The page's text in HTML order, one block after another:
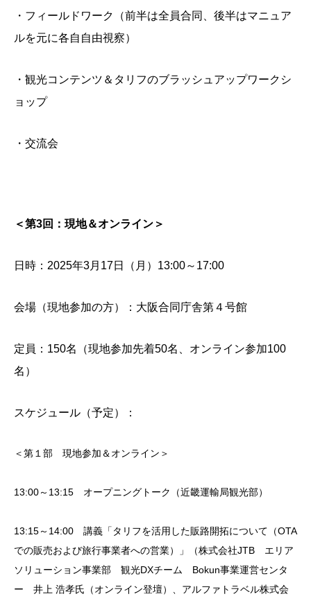
・フィールドワーク（前半は全員合同、後半はマニュア
ルを元に各自自由視察）
・観光コンテンツ＆タリフのブラッシュアップワークシ
ョップ
・交流会
＜第3回：現地＆オンライン＞
日時：2025年3月17日（月）13:00～17:00
会場（現地参加の方）：大阪合同庁舎第４号館
定員：150名（現地参加先着50名、オンライン参加100
名）
スケジュール（予定）：
＜第１部 現地参加＆オンライン＞
13:00～13:15 オープニングトーク（近畿運輸局観光部）
13:15～14:00 講義「タリフを活用した販路開拓について（OTA
での販売および旅行事業者への営業）」（株式会社JTB エリア
ソリューション事業部 観光DXチーム Bokun事業運営センタ
ー 井上 浩孝氏（オンライン登壇）、アルファトラベル株式会